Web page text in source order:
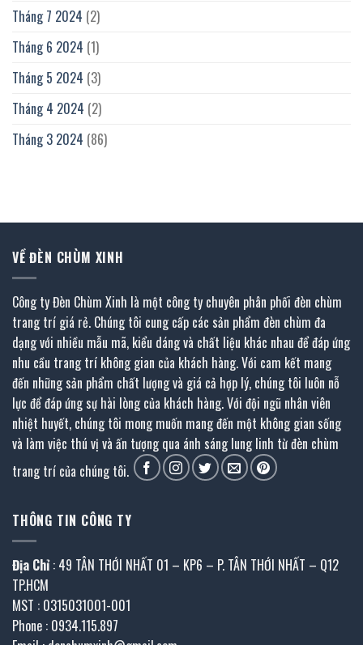
Tháng 7 2024 (2)
Tháng 6 2024 (1)
Tháng 5 2024 (3)
Tháng 4 2024 (2)
Tháng 3 2024 (86)
VỀ ĐÈN CHÙM XINH
Công ty Đèn Chùm Xinh là một công ty chuyên phân phối đèn chùm
trang trí giá rẻ. Chúng tôi cung cấp các sản phẩm đèn chùm đa
dạng với nhiều mẫu mã, kiểu dáng và chất liệu khác nhau để đáp ứng
nhu cầu trang trí không gian của khách hàng. Với cam kết mang
đến những sản phẩm chất lượng và giá cả hợp lý, chúng tôi luôn nỗ
lực để đáp ứng sự hài lòng của khách hàng. Với đội ngũ nhân viên
nhiệt huyết, chúng tôi mong muốn mang đến một không gian sống
và làm việc thú vị và ấn tượng qua ánh sáng lung linh từ đèn chùm
trang trí của chúng tôi.
THÔNG TIN CÔNG TY
Địa Chỉ : 49 TÂN THỚI NHẤT 01 – KP6 – P. TÂN THỚI NHẤT – Q12
TP.HCM
MST : 0315031001-001
Phone : 0934.115.897